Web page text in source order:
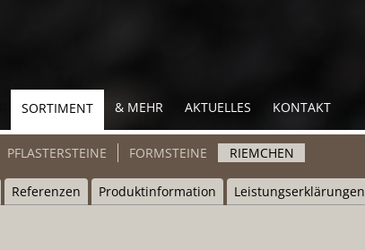
SORTIMENT & MEHR AKTUELLES KONTAKT
PFLASTERSTEINE FORMSTEINE RIEMCHEN
Referenzen Produktinformation Leistungserklärungen